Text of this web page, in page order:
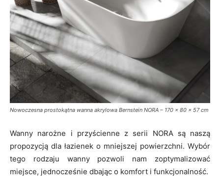
Nowoczesna prostokątna wanna akrylowa Bernstein NORA – 170 x 80 x 57 cm
Wanny narożne i przyścienne z serii NORA są naszą
propozycją dla łazienek o mniejszej powierzchni. Wybór
tego rodzaju wanny pozwoli nam zoptymalizować
miejsce, jednocześnie dbając o komfort i funkcjonalność.